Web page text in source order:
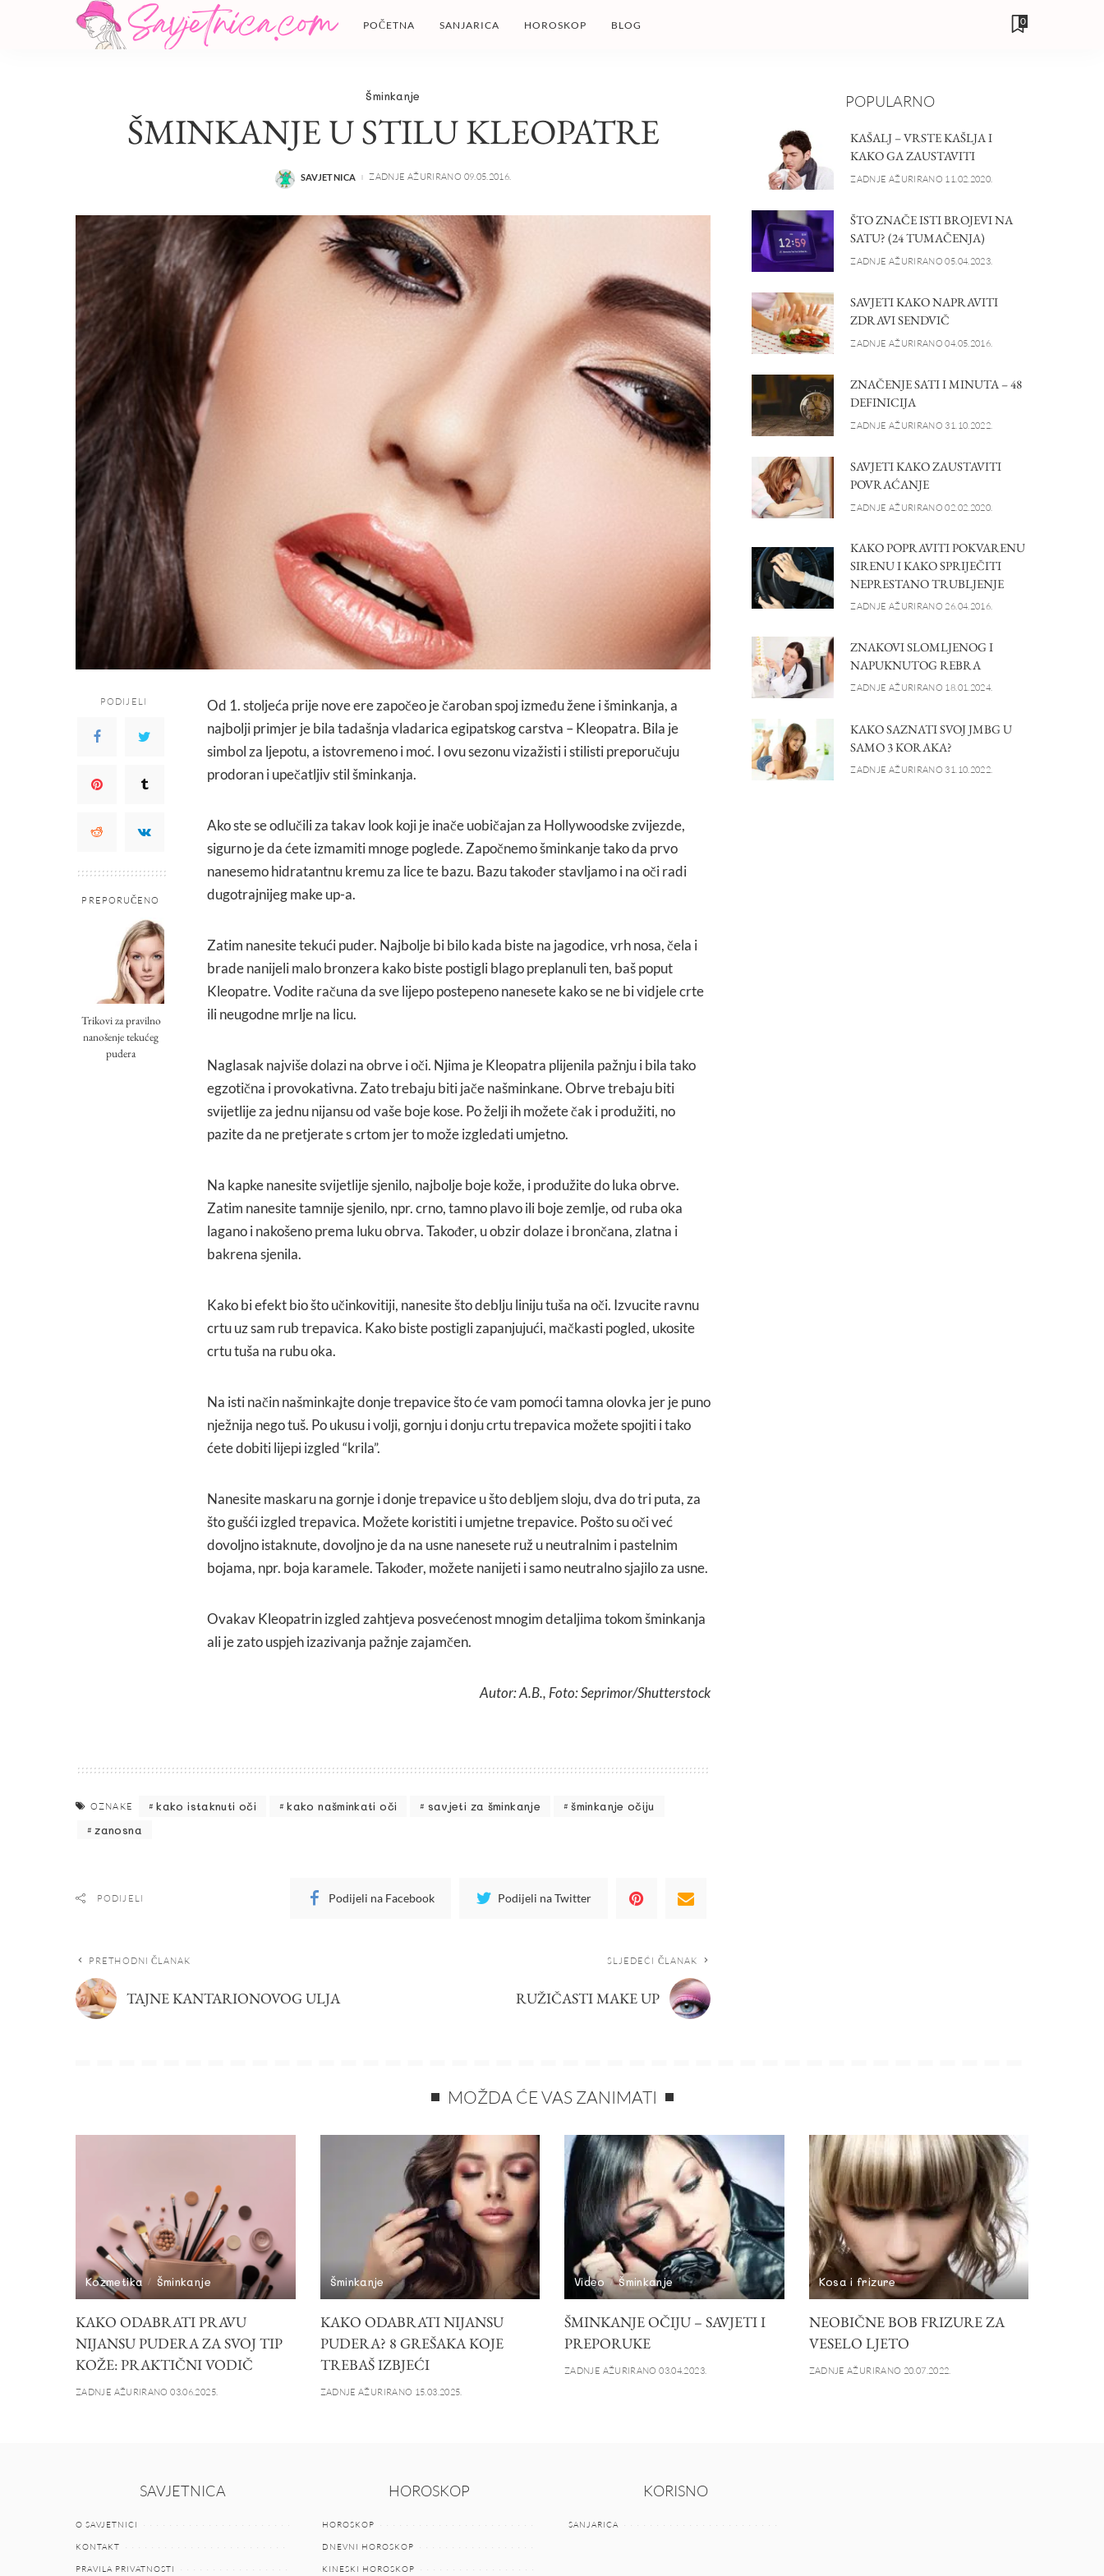
POČETNA SANJARICA HOROSKOP BLOG 0
Šminkanje
ŠMINKANJE U STILU KLEOPATRE
POSTED
SAVJETNICA ZADNJE AŽURIRANO 09.05.2016.
PODIJELI
PREPORUČENO
Trikovi za pravilno
nanošenje tekućeg
pudera
Od 1. stoljeća prije nove ere započeo je čaroban spoj između žene i šminkanja, a
najbolji primjer je bila tadašnja vladarica egipatskog carstva – Kleopatra. Bila je
simbol za ljepotu, a istovremeno i moć. I ovu sezonu vizažisti i stilisti preporučuju
prodoran i upečatljiv stil šminkanja.
Ako ste se odlučili za takav look koji je inače uobičajan za Hollywoodske zvijezde,
sigurno je da ćete izmamiti mnoge poglede. Započnemo šminkanje tako da prvo
nanesemo hidratantnu kremu za lice te bazu. Bazu također stavljamo i na oči radi
dugotrajnijeg make up-a.
Zatim nanesite tekući puder. Najbolje bi bilo kada biste na jagodice, vrh nosa, čela i
brade nanijeli malo bronzera kako biste postigli blago preplanuli ten, baš poput
Kleopatre. Vodite računa da sve lijepo postepeno nanesete kako se ne bi vidjele crte
ili neugodne mrlje na licu.
Naglasak najviše dolazi na obrve i oči. Njima je Kleopatra plijenila pažnju i bila tako
egzotična i provokativna. Zato trebaju biti jače našminkane. Obrve trebaju biti
svijetlije za jednu nijansu od vaše boje kose. Po želji ih možete čak i produžiti, no
pazite da ne pretjerate s crtom jer to može izgledati umjetno.
Na kapke nanesite svijetlije sjenilo, najbolje boje kože, i produžite do luka obrve.
Zatim nanesite tamnije sjenilo, npr. crno, tamno plavo ili boje zemlje, od ruba oka
lagano i nakošeno prema luku obrva. Također, u obzir dolaze i brončana, zlatna i
bakrena sjenila.
Kako bi efekt bio što učinkovitiji, nanesite što deblju liniju tuša na oči. Izvucite ravnu
crtu uz sam rub trepavica. Kako biste postigli zapanjujući, mačkasti pogled, ukosite
crtu tuša na rubu oka.
Na isti način našminkajte donje trepavice što će vam pomoći tamna olovka jer je puno
nježnija nego tuš. Po ukusu i volji, gornju i donju crtu trepavica možete spojiti i tako
ćete dobiti lijepi izgled “krila”.
Nanesite maskaru na gornje i donje trepavice u što debljem sloju, dva do tri puta, za
što gušći izgled trepavica. Možete koristiti i umjetne trepavice. Pošto su oči već
dovoljno istaknute, dovoljno je da na usne nanesete ruž u neutralnim i pastelnim
bojama, npr. boja karamele. Također, možete nanijeti i samo neutralno sjajilo za usne.
Ovakav Kleopatrin izgled zahtjeva posvećenost mnogim detaljima tokom šminkanja
ali je zato uspjeh izazivanja pažnje zajamčen.
Autor: A.B., Foto: Seprimor/Shutterstock
OZNAKE kako istaknuti oči kako našminkati oči savjeti za šminkanje
šminkanje očiju
zanosna
PODIJELI Podijeli na Facebook Podijeli na Twitter
PRETHODNI ČLANAK
TAJNE KANTARIONOVOG ULJA
SLJEDEĆI ČLANAK
RUŽIČASTI MAKE UP
POPULARNO
KAŠALJ – VRSTE KAŠLJA I
KAKO GA ZAUSTAVITI
ZADNJE AŽURIRANO 11.02.2020.
ŠTO ZNAČE ISTI BROJEVI NA
SATU? (24 TUMAČENJA)
ZADNJE AŽURIRANO 05.04.2023.
SAVJETI KAKO NAPRAVITI
ZDRAVI SENDVIČ
ZADNJE AŽURIRANO 04.05.2016.
ZNAČENJE SATI I MINUTA – 48
DEFINICIJA
ZADNJE AŽURIRANO 31.10.2022.
SAVJETI KAKO ZAUSTAVITI
POVRAĆANJE
ZADNJE AŽURIRANO 02.02.2020.
KAKO POPRAVITI POKVARENU
SIRENU I KAKO SPRIJEČITI
NEPRESTANO TRUBLJENJE
ZADNJE AŽURIRANO 26.04.2016.
ZNAKOVI SLOMLJENOG I
NAPUKNUTOG REBRA
ZADNJE AŽURIRANO 18.01.2024.
KAKO SAZNATI SVOJ JMBG U
SAMO 3 KORAKA?
ZADNJE AŽURIRANO 31.10.2022.
MOŽDA ĆE VAS ZANIMATI
Kozmetika Šminkanje
KAKO ODABRATI PRAVU
NIJANSU PUDERA ZA SVOJ TIP
KOŽE: PRAKTIČNI VODIČ
ZADNJE AŽURIRANO 03.06.2025.
Šminkanje
KAKO ODABRATI NIJANSU
PUDERA? 8 GREŠAKA KOJE
TREBAŠ IZBJEĆI
ZADNJE AŽURIRANO 15.03.2025.
Video Šminkanje
ŠMINKANJE OČIJU – SAVJETI I
PREPORUKE
ZADNJE AŽURIRANO 03.04.2023.
Kosa i frizure
NEOBIČNE BOB FRIZURE ZA
VESELO LJETO
ZADNJE AŽURIRANO 20.07.2022.
SAVJETNICA
O SAVJETNICI
KONTAKT
PRAVILA PRIVATNOSTI
HOROSKOP
HOROSKOP
DNEVNI HOROSKOP
KINESKI HOROSKOP
KORISNO
SANJARICA